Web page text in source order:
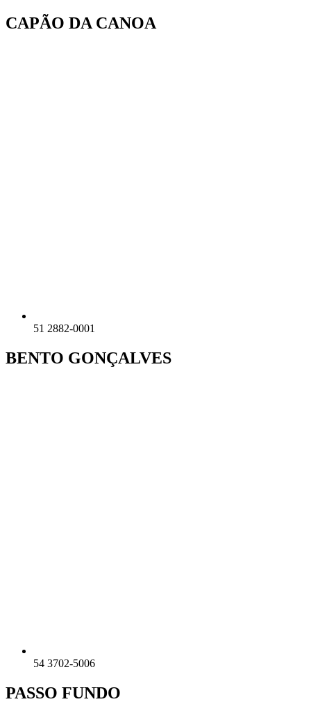
Ir
para
CAPÃO DA CANOA
51 2882-0001
BENTO GONÇALVES
54 3702-5006
PASSO FUNDO